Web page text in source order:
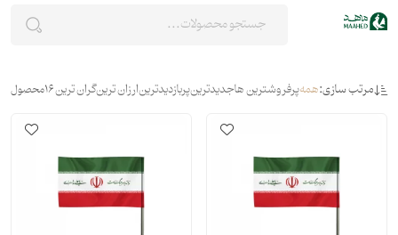
مرتب سازی:همهپرفروشترین هاجدیدترینپربازدیدترینارزان ترینگران ترین16محصول